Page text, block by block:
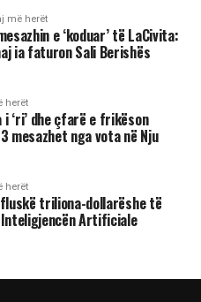
më herët
e ‘koduar’ të LaCivita:
ia faturon Sali Berishës
herët
i ‘ri’ dhe çfarë e frikëson
mesazhet nga vota në Nju
herët
triliona-dollarëshe të
Artificiale